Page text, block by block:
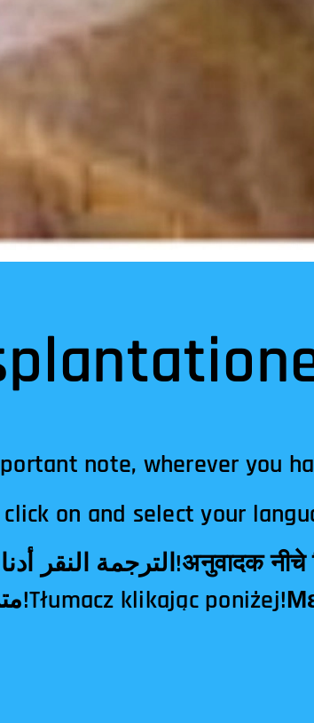
note, wherever you
on and select your